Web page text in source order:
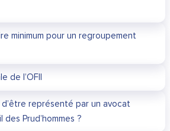
minimum pour un regroupement
de l’OFII
représenté par un avocat
Prud’hommes ?